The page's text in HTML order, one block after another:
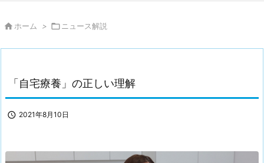
 ホーム >  ニュース解説
「自宅療養」の正しい理解
 2021年8月10日